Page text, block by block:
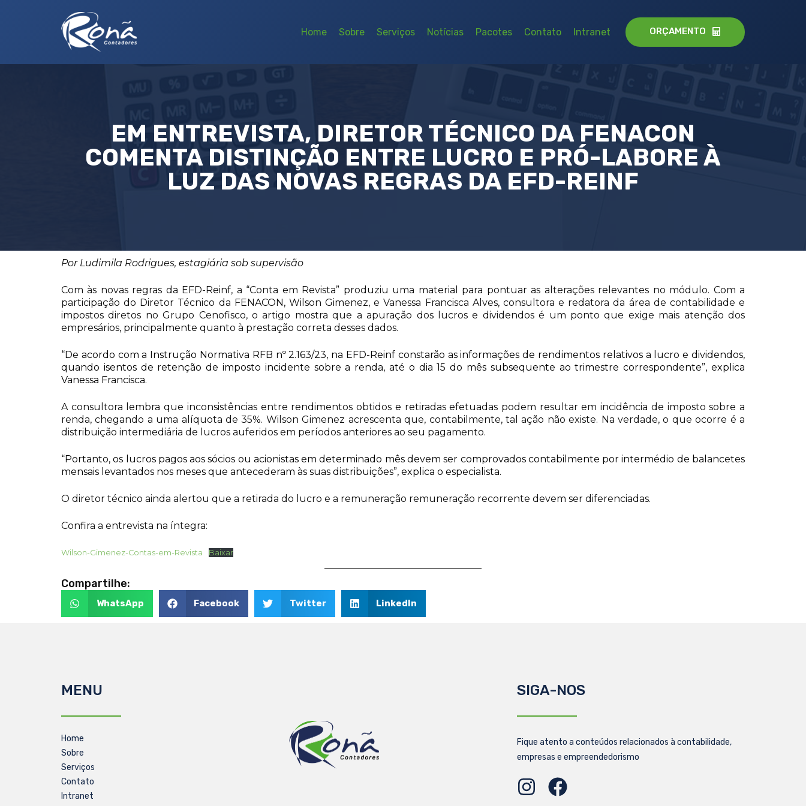
Home Sobre Serviços Notícias Pacotes Contato Intranet ORÇAMENTO
EM ENTREVISTA, DIRETOR TÉCNICO DA FENACON
COMENTA DISTINÇÃO ENTRE LUCRO E PRÓ-LABORE À
LUZ DAS NOVAS REGRAS DA EFD-REINF
Por Ludimila Rodrigues, estagiária sob supervisão
Com às novas regras da EFD-Reinf, a “Conta em Revista” produziu uma material para pontuar as alterações relevantes no módulo. Com a
participação do Diretor Técnico da FENACON, Wilson Gimenez, e Vanessa Francisca Alves, consultora e redatora da área de contabilidade e
impostos diretos no Grupo Cenofisco, o artigo mostra que a apuração dos lucros e dividendos é um ponto que exige mais atenção dos
empresários, principalmente quanto à prestação correta desses dados.
“De acordo com a Instrução Normativa RFB nº 2.163/23, na EFD-Reinf constarão as informações de rendimentos relativos a lucro e dividendos,
quando isentos de retenção de imposto incidente sobre a renda, até o dia 15 do mês subsequente ao trimestre correspondente”, explica
Vanessa Francisca.
A consultora lembra que inconsistências entre rendimentos obtidos e retiradas efetuadas podem resultar em incidência de imposto sobre a
renda, chegando a uma alíquota de 35%. Wilson Gimenez acrescenta que, contabilmente, tal ação não existe. Na verdade, o que ocorre é a
distribuição intermediária de lucros auferidos em períodos anteriores ao seu pagamento.
“Portanto, os lucros pagos aos sócios ou acionistas em determinado mês devem ser comprovados contabilmente por intermédio de balancetes
mensais levantados nos meses que antecederam às suas distribuições”, explica o especialista.
O diretor técnico ainda alertou que a retirada do lucro e a remuneração remuneração recorrente devem ser diferenciadas.
Confira a entrevista na íntegra:
Wilson-Gimenez-Contas-em-Revista Baixar
Compartilhe:
WhatsApp Facebook Twitter LinkedIn
MENU
Home
Sobre
Serviços
Contato
Intranet
SIGA-NOS
Fique atento a conteúdos relacionados à contabilidade,
empresas e empreendedorismo